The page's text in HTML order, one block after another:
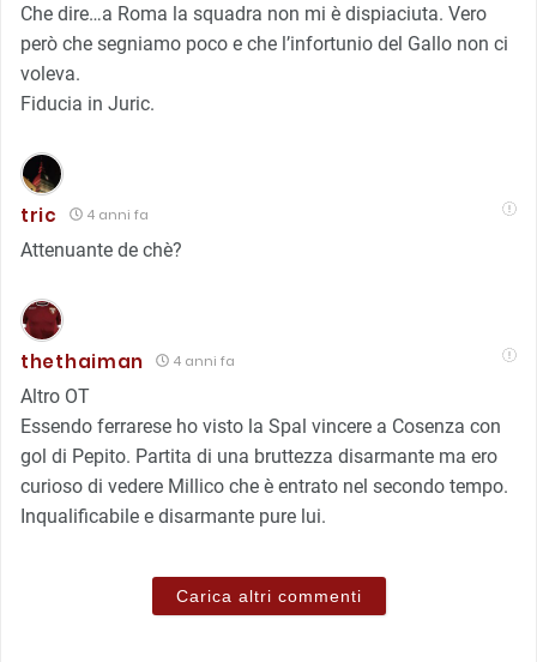
Che dire…a Roma la squadra non mi è dispiaciuta. Vero
però che segniamo poco e che l’infortunio del Gallo non ci
voleva.
Fiducia in Juric.
tric 4 anni fa
Attenuante de chè?
thethaiman 4 anni fa
Altro OT
Essendo ferrarese ho visto la Spal vincere a Cosenza con
gol di Pepito. Partita di una bruttezza disarmante ma ero
curioso di vedere Millico che è entrato nel secondo tempo.
Inqualificabile e disarmante pure lui.
Carica altri commenti